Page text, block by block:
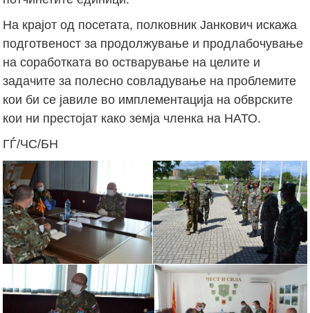
На крајот од посетата, полковник Јанкович искажа
подготвеност за продолжување и продлабочување
на соработката во остварување на целите и
задачите за полесно совладување на проблемите
кои би се јавиле во имплементација на обврските
кои ни престојат како земја членка на НАТО.
ГЃ/ЧС/БН